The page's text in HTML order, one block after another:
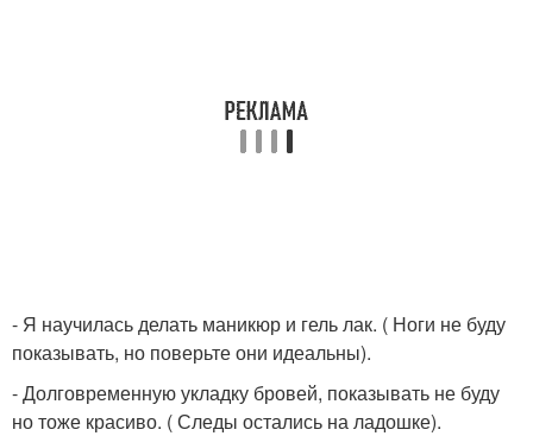
- Я научилась делать маникюр и гель лак. ( Ноги не буду
показывать, но поверьте они идеальны).
- Долговременную укладку бровей, показывать не буду
но тоже красиво. ( Следы остались на ладошке).